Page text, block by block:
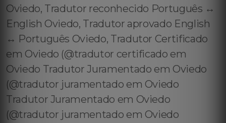
Oviedo, Tradutor reconhecido Português ↔️
English Oviedo, Tradutor aprovado English
↔️ Português Oviedo, Tradutor Certificado
em Oviedo (@tradutor certificado em
Oviedo Tradutor Juramentado em Oviedo
(@tradutor juramentado em Oviedo
Tradutor Juramentado em Oviedo
(@tradutor juramentado em Oviedo